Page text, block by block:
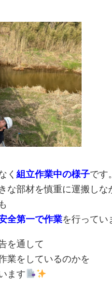
く組立作業中の様子です
な部材を慎重に運搬し
全第一で作業を行ってい
を通して
業をしているのかを
ます